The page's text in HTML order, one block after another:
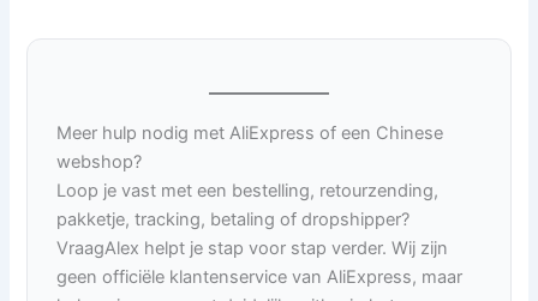
Meer hulp nodig met AliExpress of een Chinese
webshop?
Loop je vast met een bestelling, retourzending,
pakketje, tracking, betaling of dropshipper?
VraagAlex helpt je stap voor stap verder. Wij zijn
geen officiële klantenservice van AliExpress, maar